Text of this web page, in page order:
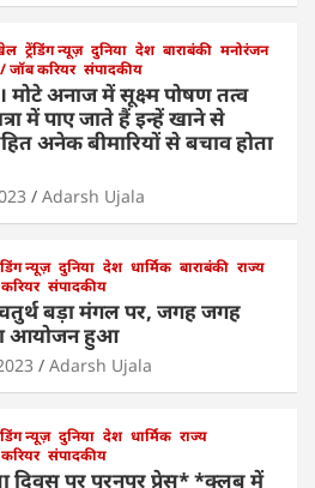
ट्रेंडिंग न्यूज़ दुनिया देश बाराबंकी मनोरंजन
/ जॉब करियर संपादकीय
मोटे अनाज में सूक्ष्म पोषण तत्व
में पाए जाते हैं इन्हें खाने से
अनेक बीमारियों से बचाव होता
Adarsh Ujala
न्यूज़ दुनिया देश धार्मिक बाराबंकी राज्य
संपादकीय
बड़ा मंगल पर, जगह जगह
आयोजन हुआ
Adarsh Ujala
न्यूज़ दुनिया देश धार्मिक राज्य
संपादकीय
दिवस पर पूरनपुर प्रेस* *क्लब में